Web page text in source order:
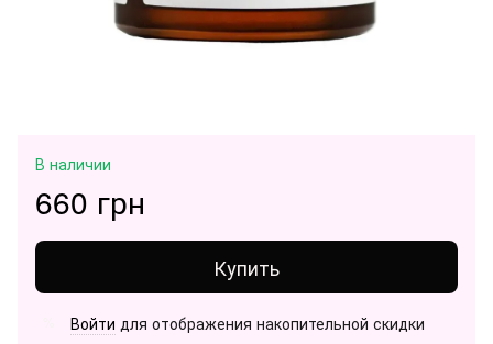
В наличии
660 грн
Купить
Войти для отображения накопительной скидки